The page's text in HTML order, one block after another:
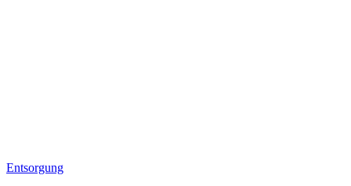
Entsorgung